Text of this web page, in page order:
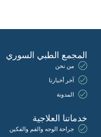
المجمع الطبي السوري
من نحن
آخر أخبارنا
المدونة
خدماتنا العلاجية
جراحة الوجه والفم والفكين